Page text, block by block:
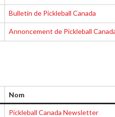
membres
Bulletin de Pickleball Canada
Annoncement de Pickleball
Nom
Pickleball Canada Newsletter